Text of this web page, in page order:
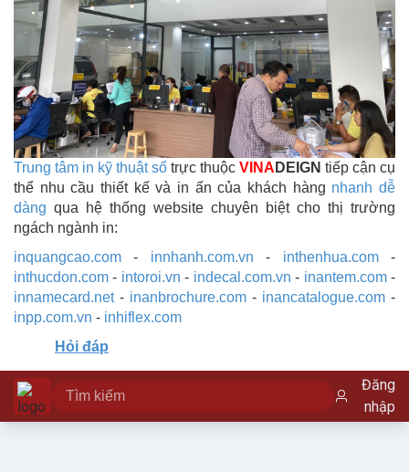
Trung tâm in kỹ thuật số trực thuộc VINA DEIGN tiếp cận cụ
thể nhu cầu thiết kế và in ấn của khách hàng nhanh dễ
dàng qua hệ thống website chuyên biệt cho thị trường
ngách ngành in:
inquangcao.com - innhanh.com.vn - inthenhua.com-
inthucdon.com - intoroi.vn - indecal.com.vn - inantem.com-
innamecard.net- inanbrochure.com - inancatalogue.com -
inpp.com.vn - inhiflex.com
Hỏi đáp